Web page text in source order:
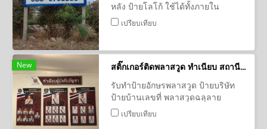
หลัง ป้ายโลโก้ ใช้ได้ทั้งภายใน
ภายนอก ฉลุลายตัวอักษร ป้าย
เปรียบเทียบ
New
สติ๊กเกอร์ติดพลาสวูด ทำเนียบ สถานีตำรวจอุดรธานี
รับทำป้ายอักษรพลาสวูด ป้ายบริษัท
ป้ายบ้านเลขที่ พลาสวูดฉลุลาย
ตกแต่ง ป้ายพลาสวูดติดสติ๊กเกอร์ ป้าย
เปรียบเทียบ